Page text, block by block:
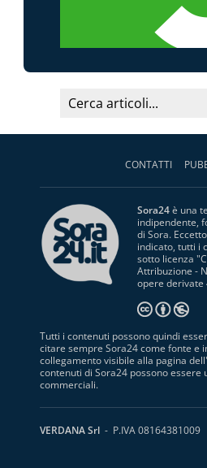
CONTATTI
Sora24è una
indipendente,
di Sora.
indicato, tutti i
sotto licenza "
Attribuzione -
opere derivate
Tutti i contenuti possono quindi
citare sempre Sora24 come fonte e
collegamento visibile alla pagina
contenuti di Sora24 possono essere
commerciali.
VERDANA Srl - P.IVA 08164381009